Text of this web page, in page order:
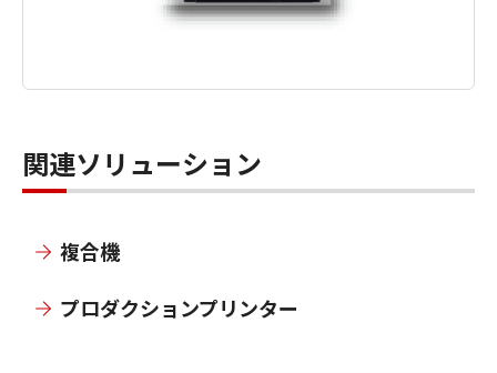
関連ソリューション
複合機
プロダクションプリンター